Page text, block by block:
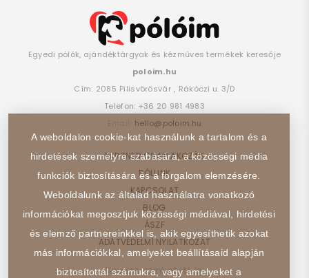
Egyedi pólók, ajándéktárgyak és kézműves termékek keresője
poloim.hu
Cím: 2085 Pilisvörösvár , Rákóczi u. 3/D
Telefon: +36 20 981 4983
hello@poloim.hu
PARTNER CSATLAKOZÁS
RÓLUNK
KAPCSOLAT
BLOG
ÁSZF
ADATVÉDELMI NYILATKOZAT
Kövess minket itt is:
A weboldalon cookie-kat használunk a tartalom és a
hirdetések személyre szabására, a közösségi média
funkciók biztosítására és a forgalom elemzésére.
Weboldalunk az általad használatra vonatkozó
információkat megosztjuk közösségi médiával, hirdetési
és elemző partnereinkkel is, akik egyesíthetik azokat
más információkkal, amelyeket beállításaid alapján
biztosítottál számukra, vagy amelyeket a